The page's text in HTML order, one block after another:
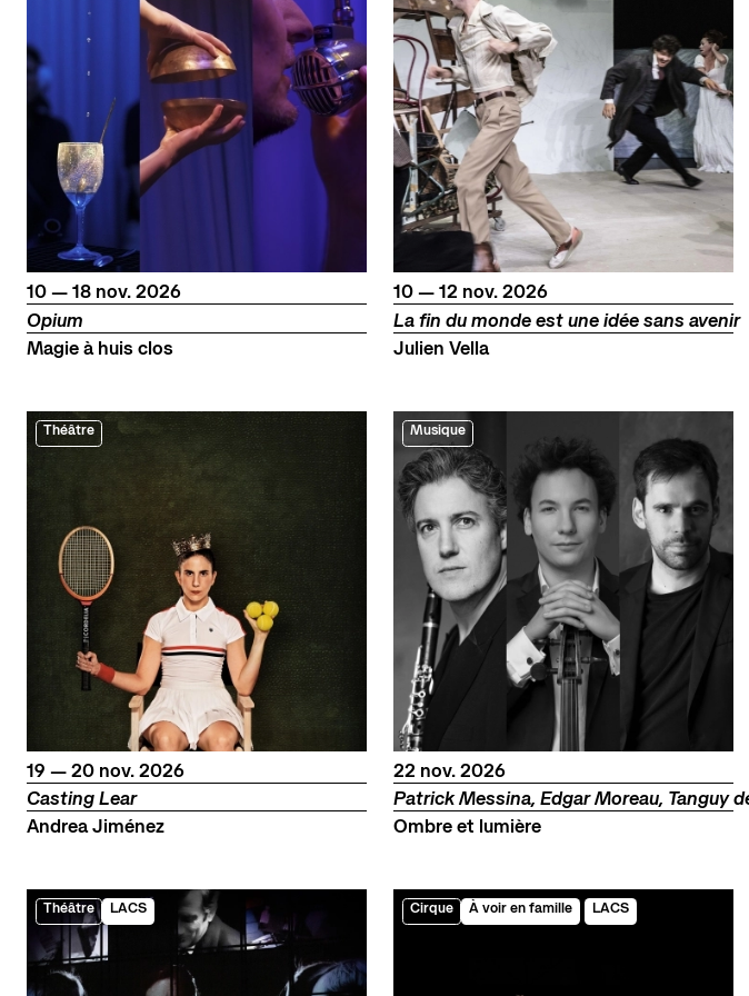
du
10 —au
18 novembre
nov. 2026
Opium
Magie à huis clos
du
10 —au
12 novembre
nov. 2026
La fin du monde est une idée sans avenir
Julien Vella
Théâtre
du
19 —au
20 novembre
nov. 2026
Casting Lear
Andrea Jiménez
Musique
22 novembre
nov. 2026
Patrick Messina, Edgar Moreau, Tanguy
Ombre et lumière
Théâtre LACS Cirque À voir en famille LACS